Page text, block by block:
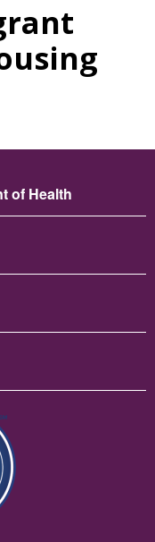
of Health